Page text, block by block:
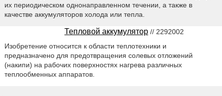
их периодическом однонаправленном течении, а также в
качестве аккумуляторов холода или тепла.
Тепловой аккумулятор // 2292002
Изобретение относится к области теплотехники и
предназначено для предотвращения солевых отложений
(накипи) на рабочих поверхностях нагрева различных
теплообменных аппаратов.